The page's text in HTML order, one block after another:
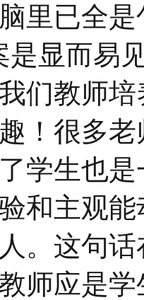
里已全
是显而易
们教师
！很多
学生也
和主观
。这句
师应是